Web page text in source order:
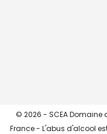
© 2026 - SCEA Domaine
France - L'abus d'alcool